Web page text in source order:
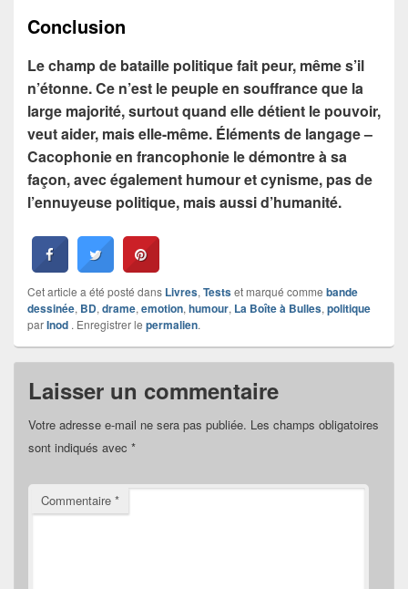
Conclusion
Le champ de bataille politique fait peur, même s’il
n’étonne. Ce n’est le peuple en souffrance que la
large majorité, surtout quand elle détient le pouvoir,
veut aider, mais elle-même. Éléments de langage –
Cacophonie en francophonie le démontre à sa
façon, avec également humour et cynisme, pas de
l’ennuyeuse politique, mais aussi d’humanité.
Cet article a été posté dans Livres, Testset marqué comme bande
dessinée, BD, drame, emotion, humour, La Boîte à Bulles, politique
parInod . Enregistrer le permalien.
Laisser un commentaire
Votre adresse e-mail ne sera pas publiée. Les champs obligatoires
sont indiqués avec *
Commentaire *